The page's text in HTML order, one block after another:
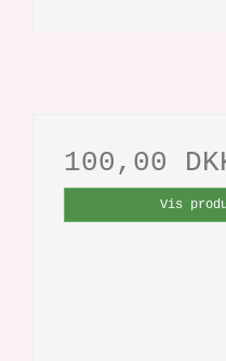
100,00
Vis